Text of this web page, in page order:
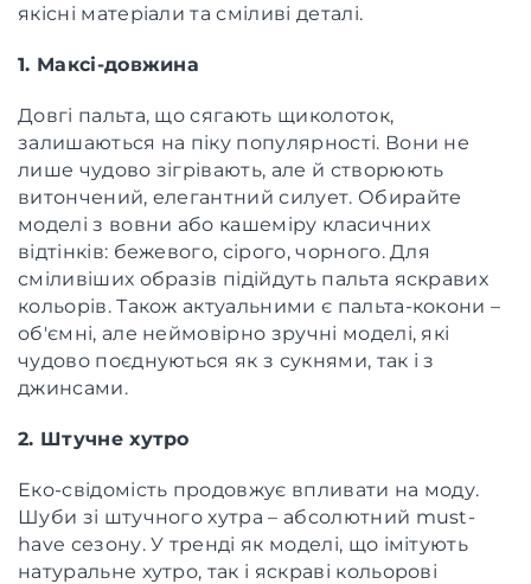
якісні матеріали та сміливі деталі.
1. Максі-довжина
Довгі пальта, що сягають щиколоток,
залишаються на піку популярності. Вони не
лише чудово зігрівають, але й створюють
витончений, елегантний силует. Обирайте
моделі з вовни або кашеміру класичних
відтінків: бежевого, сірого, чорного. Для
сміливіших образів підійдуть пальта яскравих
кольорів. Також актуальними є пальта-кокони –
об'ємні, але неймовірно зручні моделі, які
чудово поєднуються як з сукнями, так і з
джинсами.
2. Штучне хутро
Еко-свідомість продовжує впливати на моду.
Шуби зі штучного хутра – абсолютний must-
have сезону. У тренді як моделі, що імітують
натуральне хутро, так і яскраві кольорові